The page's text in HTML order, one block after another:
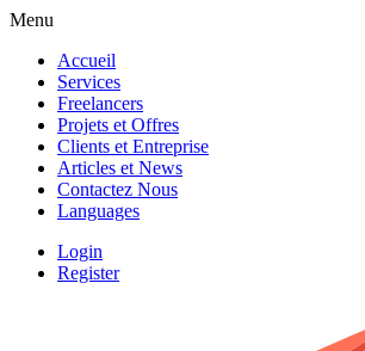
Menu
Accueil
Services
Freelancers
Projets et Offres
Clients et Entreprise
Articles et News
Contactez Nous
Languages
Login
Register